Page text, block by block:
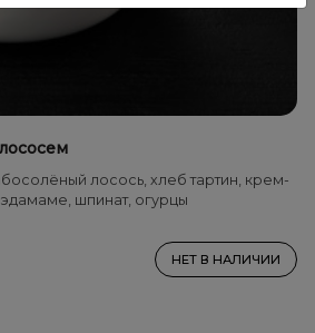
лосось, хлеб тартин, крем-
шпинат, огурцы
НЕТ В НАЛИЧИИ